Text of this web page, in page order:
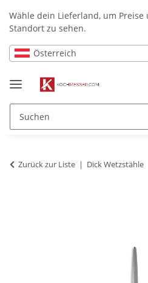
Wähle dein Lieferland, um
Standort zu sehen.
Österreich
Zurück zur Liste Dick Wetzstähle